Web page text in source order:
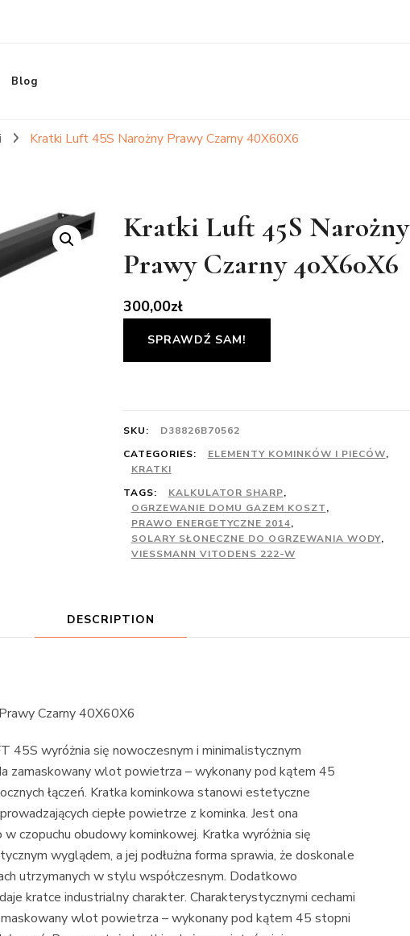
Blog
Kratki Luft 45S Narożny Prawy Czarny 40X60X6
Kratki Luft 45S Narożny
Prawy Czarny 40X60X6
300,00zł
SPRAWDŹ SAM!
SKU:
D38826B70562
CATEGORIES:
ELEMENTY KOMINKÓW I PIECÓW,
KRATKI
TAGS:
KALKULATOR SHARP,
OGRZEWANIE DOMU GAZEM KOSZT,
PRAWO ENERGETYCZNE 2014,
SOLARY SŁONECZNE DO OGRZEWANIA WODY,
VIESSMANN VITODENS 222-W
DESCRIPTION
Czarny 40X60X6
45S wyróżnia się nowoczesnym i minimalistycznym
zamaskowany wlot powietrza – wykonany pod kątem 45
łączeń. Kratka kominkowa stanowi estetyczne
ciepłe powietrze z kominka. Jest ona
czopuchu obudowy kominkowej. Kratka wyróżnia się
wyglądem, a jej podłużna forma sprawia, że doskonale
utrzymanych w stylu współczesnym. Dodatkowo
kratce industrialny charakter. Charakterystycznymi cechami
wlot powietrza – wykonany pod kątem 45 stopni